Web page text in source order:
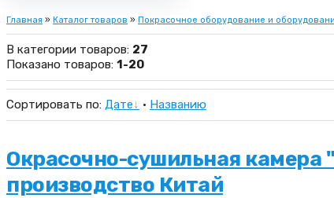
Главная » Каталог товаров » Покрасочное оборудование и
В категории товаров: 27
Показано товаров: 1-20
Сортировать по: Дате · Названию
Окрасочно-сушильная камера
производство Китай